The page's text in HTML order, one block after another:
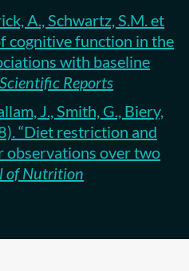
A., Schwartz, S.M. et
cognitive function in the
with baseline
Scientific Reports
J., Smith, G., Biery,
“Diet restriction and
observations over two
of Nutrition